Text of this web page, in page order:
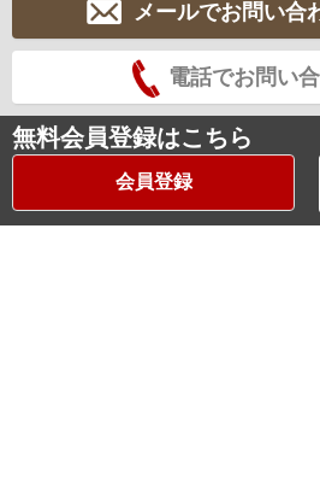
メールでお問い合
電話でお問い
無料会員登録はこちら
会員登録